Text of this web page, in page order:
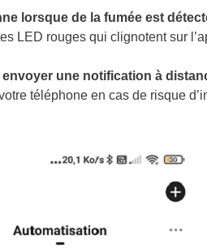
lorsque de la fumée est
LED rouges qui clignotent sur
une notification à
téléphone en cas de risque